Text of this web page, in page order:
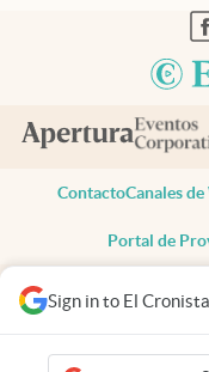
Sign in to El
ContactoCanales
Portal de
Todos